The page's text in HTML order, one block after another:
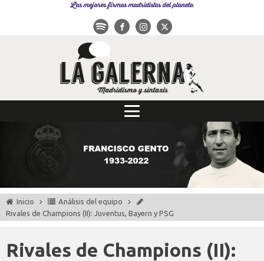
Las mejores firmas madridistas del planeta
Inicio
Análisis del equipo
Rivales de Champions (II): Juventus, Bayern y PSG
Rivales de Champions (II):